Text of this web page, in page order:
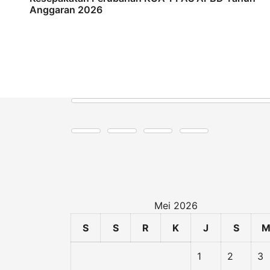
Anggaran 2026
Mei 2026
S
S R K J S M
1 2 3